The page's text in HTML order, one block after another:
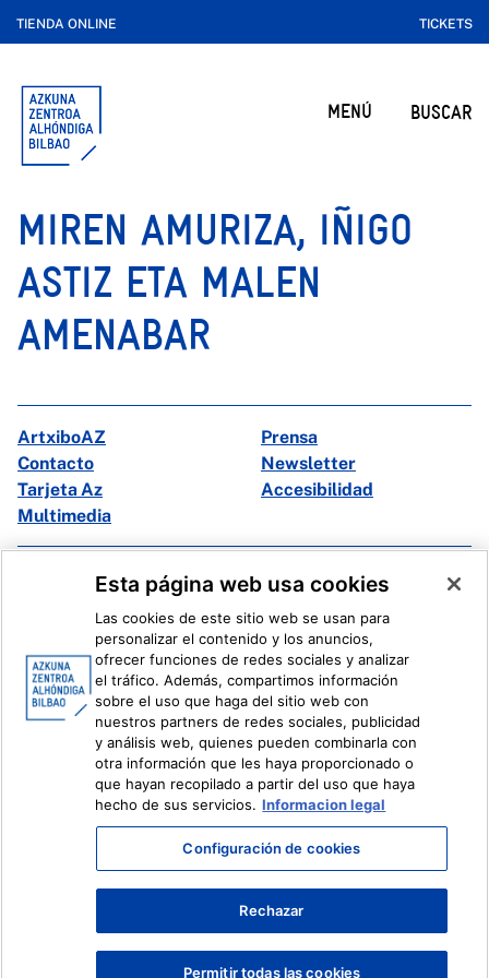
TIENDA ONLINE TICKETS
MENÚ BUSCAR
MIREN AMURIZA, IÑIGO
ASTIZ ETA MALEN
AMENABAR
ArtxiboAZ
Prensa
Contacto
Newsletter
Tarjeta Az
Accesibilidad
Multimedia
Facebook
X
Ivoox
Información legal Sistema Interno de Información
Esta página web usa cookies
Las cookies de este sitio web se usan para
personalizar el contenido y los anuncios,
ofrecer funciones de redes sociales y analizar
el tráfico. Además, compartimos información
sobre el uso que haga del sitio web con
nuestros partners de redes sociales, publicidad
y análisis web, quienes pueden combinarla con
otra información que les haya proporcionado o
que hayan recopilado a partir del uso que haya
hecho de sus servicios. Informacion legal
Configuración de cookies
Rechazar
Permitir todas las cookies